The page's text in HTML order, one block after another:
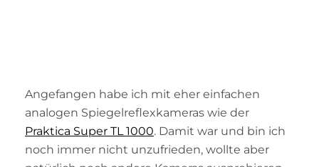
Angefangen habe ich mit eher einfachen
analogen Spiegelreflexkameras wie der
Praktica Super TL 1000. Damit war und bin ich
noch immer nicht unzufrieden, wollte aber